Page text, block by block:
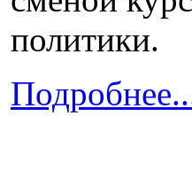
политики.